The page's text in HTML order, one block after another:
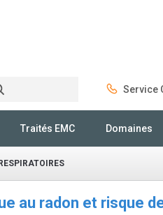
Service
Traités EMC Domaines
au radon et risque